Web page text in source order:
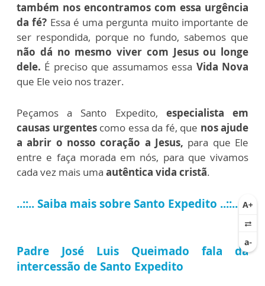
também nos encontramos com essa urgência
da fé? Essa é uma pergunta muito importante de
ser respondida, porque no fundo, sabemos que
não dá no mesmo viver com Jesus ou longe
dele. É preciso que assumamos essa Vida Nova
que Ele veio nos trazer.
Peçamos a Santo Expedito, especialista em
causas urgentes como essa da fé, que nos ajude
a abrir o nosso coração a Jesus, para que Ele
entre e faça morada em nós, para que vivamos
cada vez mais uma autêntica vida cristã.
..::..Saiba mais sobre Santo Expedito ..::..
Padre José Luis Queimado fala da
intercessão de Santo Expedito